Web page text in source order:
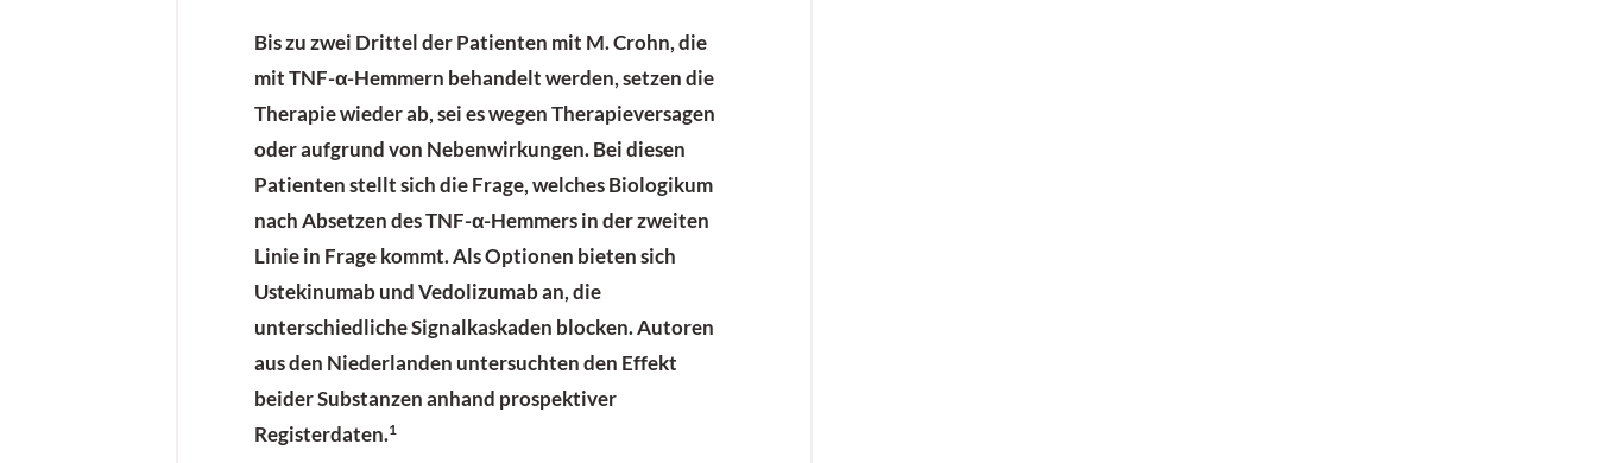
Bis zu zwei Drittel der Patienten mit M. Crohn, die
mit TNF-α-Hemmern behandelt werden, setzen die
Therapie wieder ab, sei es wegen Therapieversagen
oder aufgrund von Nebenwirkungen. Bei diesen
Patienten stellt sich die Frage, welches Biologikum
nach Absetzen des TNF-α-Hemmers in der zweiten
Linie in Frage kommt. Als Optionen bieten sich
Ustekinumab und Vedolizumab an, die
unterschiedliche Signalkaskaden blocken. Autoren
aus den Niederlanden untersuchten den Effekt
beider Substanzen anhand prospektiver
Registerdaten.1